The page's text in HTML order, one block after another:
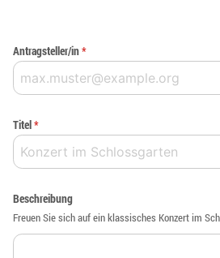
Antragsteller/in*
Titel*
Beschreibung
Freuen Sie sich auf ein klassisches Konzert im